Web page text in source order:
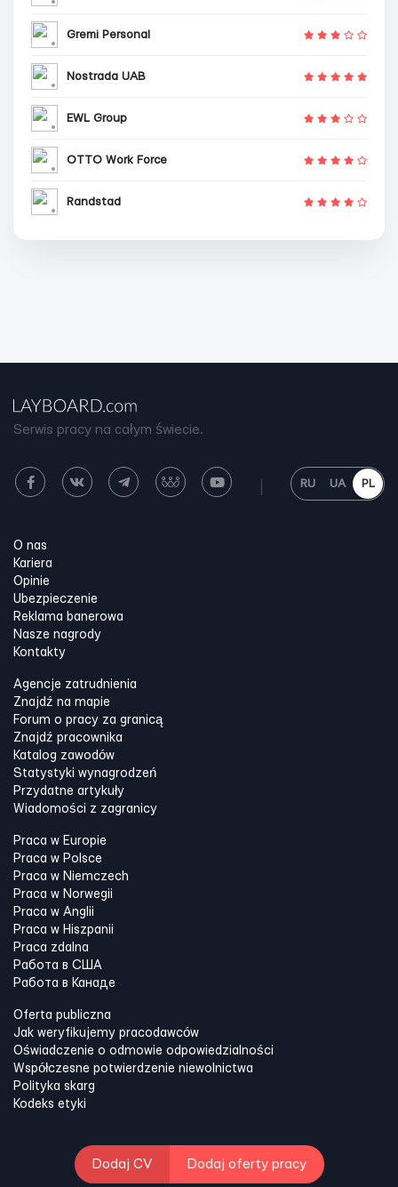
Gremi Personal
Nostrada UAB
EWL Group
OTTO Work Force
Randstad
Serwis pracy na całym świecie.
RU UA PL
O nas
Kariera
Opinie
Ubezpieczenie
Reklama banerowa
Nasze nagrody
Kontakty
Agencje zatrudnienia
Znajdź na mapie
Forum o pracy za granicą
Znajdź pracownika
Katalog zawodów
Statystyki wynagrodzeń
Przydatne artykuły
Wiadomości z zagranicy
Praca w Europie
Praca w Polsce
Praca w Niemczech
Praca w Norwegii
Praca w Anglii
Praca w Hiszpanii
Praca zdalna
Работа в США
Работа в Канадe
Oferta publiczna
Jak weryfikujemy pracodawców
Oświadczenie o odmowie odpowiedzialności
Współczesne potwierdzenie niewolnictwa
Polityka skarg
Kodeks etyki
Dodaj CV Dodaj oferty pracy